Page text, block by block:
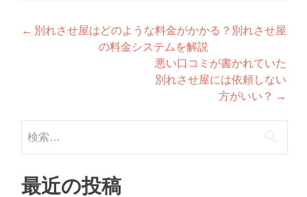
投稿ナビゲーション
← 別れさせ屋はどのような料金がかかる？別れさせ屋
の料金システムを解説
悪い口コミが書かれていた
別れさせ屋には依頼しない
方がいい？ →
検索:
最近の投稿